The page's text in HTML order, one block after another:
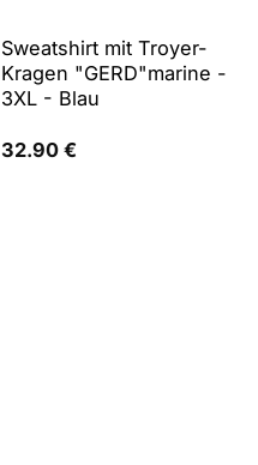
Sweatshirt mit Troyer-
Kragen "GERD"marine -
3XL - Blau
32.90 €